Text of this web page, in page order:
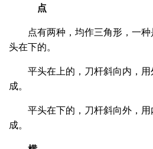
点
点有两种，均作三角形，一
头在下的。
平头在上的，刀杆斜向内，
成。
平头在下的，刀杆斜向外，
成。